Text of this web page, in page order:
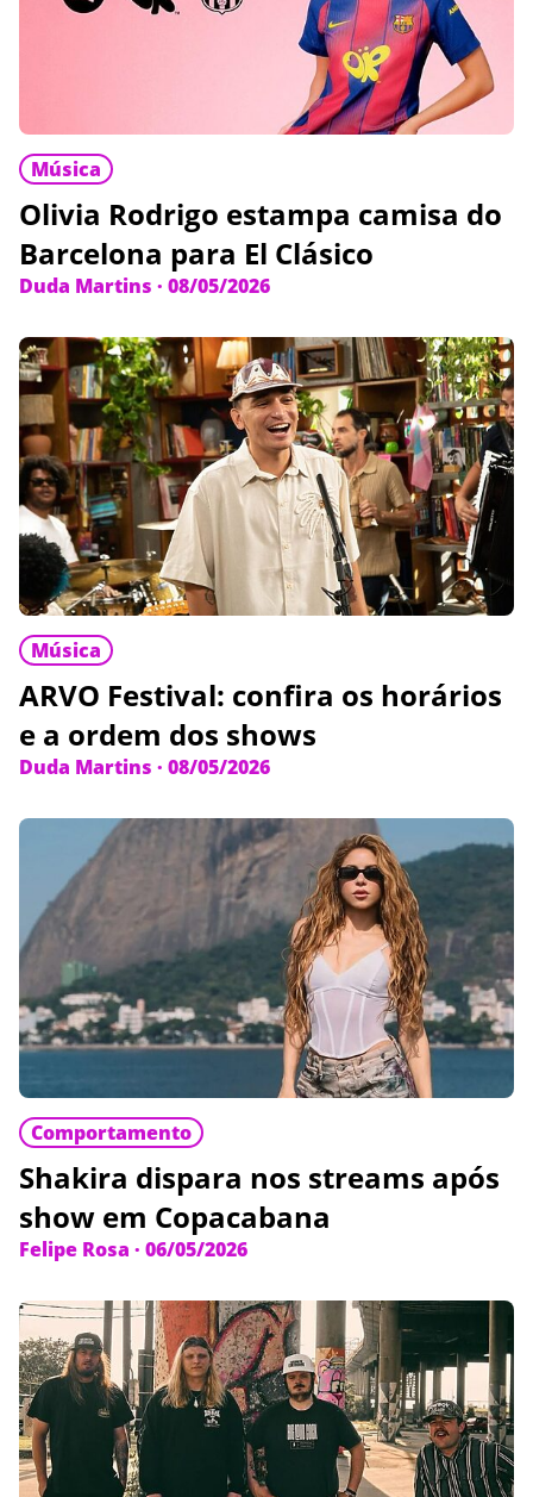
Música
Olivia Rodrigo estampa camisa do
Barcelona para El Clásico
Duda Martins · 08/05/2026
Música
ARVO Festival: confira os horários
e a ordem dos shows
Duda Martins · 08/05/2026
Comportamento
Shakira dispara nos streams após
show em Copacabana
Felipe Rosa · 06/05/2026